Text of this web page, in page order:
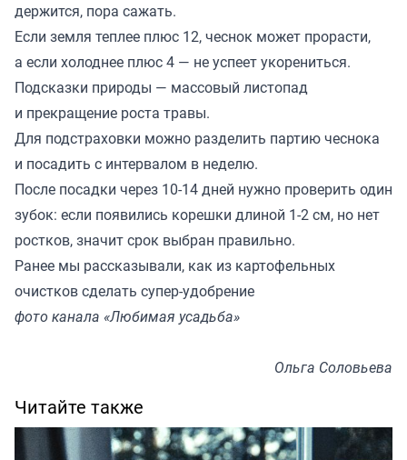
держится, пора сажать.
Если земля теплее плюс 12, чеснок может прорасти,
а если холоднее плюс 4 — не успеет укорениться.
Подсказки природы — массовый листопад
и прекращение роста травы.
Для подстраховки можно разделить партию чеснока
и посадить с интервалом в неделю.
После посадки через 10-14 дней нужно проверить один
зубок: если появились корешки длиной 1-2 см, но нет
ростков, значит срок выбран правильно.
Ранее мы рассказывали, как из картофельных
очистков сделать супер-удобрение
фото канала «Любимая усадьба»
Ольга Соловьева
Читайте также